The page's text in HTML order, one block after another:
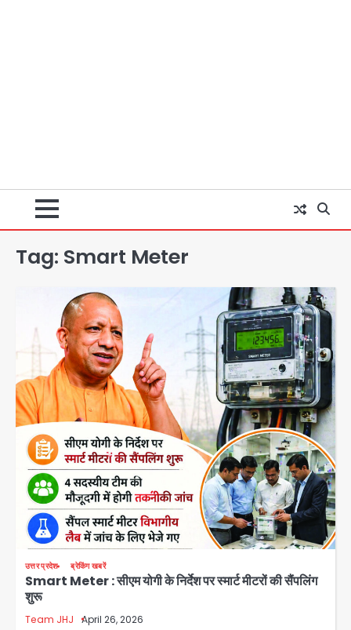
Tag: Smart Meter
उत्तर प्रदेश ब्रेकिंग खबरें
Smart Meter : सीएम योगी के निर्देश पर स्मार्ट मीटरों की सैंपलिंग
शुरू
Team JHJ April 26, 2026
2
Baramati Airport Plane Crash:
रनवे पर ट्रेनी विमान क्रैश, जांच शुरू
Avinash Kumar
पुणे में प्रशिक्षण विमान हादसे का शिकार, कोई
हताहत नहीं
Team JHJ
Greater Noida Gas
Connection Fraud: बुजुर्ग से वीडियो
कॉल पर 9.77 लाख की साइबर फ्रॉड
Avinash Kumar
Taylor Swift: ट्रंप कैंपेन-व्हाइट हाउस
Avinash Kumar